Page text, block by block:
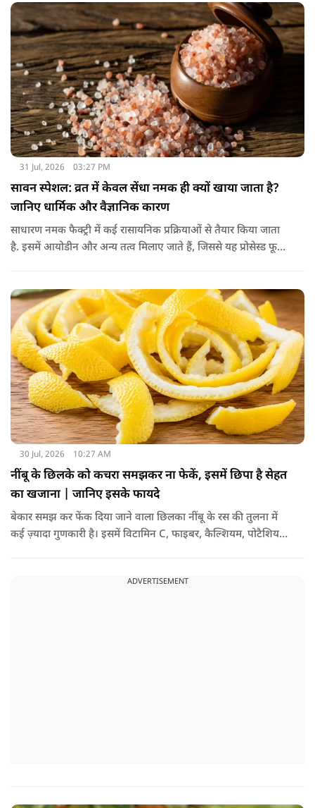
31 Jul, 2026 03:27 PM
सावन स्पेशल: व्रत में केवल सेंधा नमक ही क्यों खाया जाता है?
जानिए धार्मिक और वैज्ञानिक कारण
साधारण नमक फैक्ट्री में कई रासायनिक प्रक्रियाओं से तैयार किया जाता
है. इसमें आयोडीन और अन्य तत्व मिलाए जाते हैं, जिससे यह प्रोसेस्ड फूड
जाता, इसलिए इसे अधिक शुद्ध माना जाता है.
30 Jul, 2026 10:27 AM
नींबू के छिलके को कचरा समझकर ना फेकें, इसमें छिपा है सेहत
का खजाना | जानिए इसके फायदे
बेकार समझ कर फेंक दिया जाने वाला छिलका नींबू के रस की तुलना में
कई ज़्यादा गुणकारी है। इसमें विटामिन C, फाइबर, कैल्शियम, पोटैशियम
जाए तो ये आपकी सेहत के लिए किसी संजीवनी की तरह काम करता है।
ADVERTISEMENT